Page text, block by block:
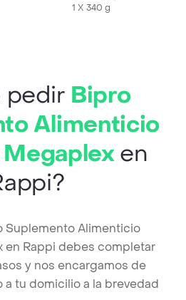
1 X 340 g
pedir Bipro
Alimenticio
en
Suplemento Alimenticio
en Rappi debes completar
y nos encargamos de
tu domicilio a la brevedad